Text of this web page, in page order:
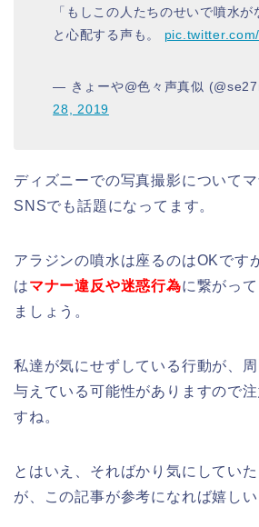
「もしこの人たちのせいで噴水が
と心配する声も。
— きょーや@色々声真似
28, 2019
ディズニーでの写真撮影についてマ
SNSでも話題になってます。
アラジンの噴水は座るのはOKです
はマナー違反や迷惑行為に繋がっ
ましょう。
私達が気にせずしている行動が、
与えている可能性がありますので
すね。
とはいえ、そればかり気にしてい
が、この記事が参考になれば嬉しい